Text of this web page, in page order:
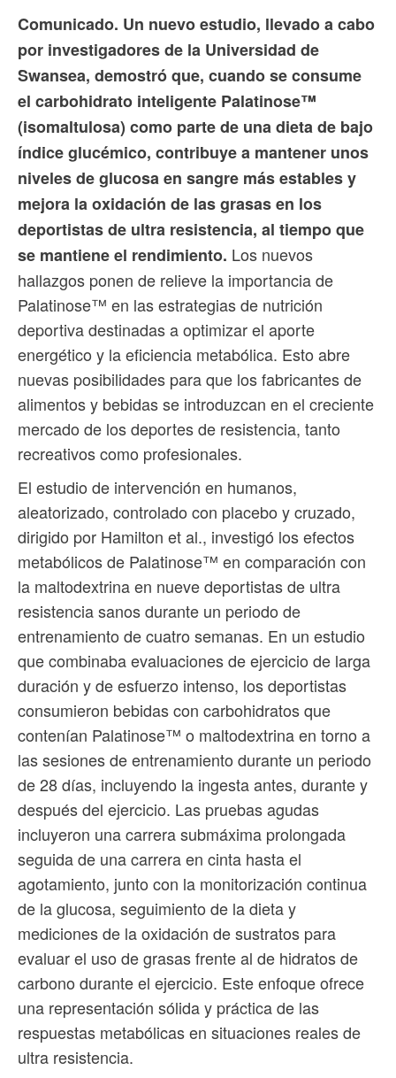
Comunicado. Un nuevo estudio, llevado a cabo
por investigadores de la Universidad de
Swansea, demostró que, cuando se consume
el carbohidrato inteligente Palatinose™
(isomaltulosa) como parte de una dieta de bajo
índice glucémico, contribuye a mantener unos
niveles de glucosa en sangre más estables y
mejora la oxidación de las grasas en los
deportistas de ultra resistencia, al tiempo que
se mantiene el rendimiento. Los nuevos
hallazgos ponen de relieve la importancia de
Palatinose™ en las estrategias de nutrición
deportiva destinadas a optimizar el aporte
energético y la eficiencia metabólica. Esto abre
nuevas posibilidades para que los fabricantes de
alimentos y bebidas se introduzcan en el creciente
mercado de los deportes de resistencia, tanto
recreativos como profesionales.
El estudio de intervención en humanos,
aleatorizado, controlado con placebo y cruzado,
dirigido por Hamilton et al., investigó los efectos
metabólicos de Palatinose™ en comparación con
la maltodextrina en nueve deportistas de ultra
resistencia sanos durante un periodo de
entrenamiento de cuatro semanas. En un estudio
que combinaba evaluaciones de ejercicio de larga
duración y de esfuerzo intenso, los deportistas
consumieron bebidas con carbohidratos que
contenían Palatinose™ o maltodextrina en torno a
las sesiones de entrenamiento durante un periodo
de 28 días, incluyendo la ingesta antes, durante y
después del ejercicio. Las pruebas agudas
incluyeron una carrera submáxima prolongada
seguida de una carrera en cinta hasta el
agotamiento, junto con la monitorización continua
de la glucosa, seguimiento de la dieta y
mediciones de la oxidación de sustratos para
evaluar el uso de grasas frente al de hidratos de
carbono durante el ejercicio. Este enfoque ofrece
una representación sólida y práctica de las
respuestas metabólicas en situaciones reales de
ultra resistencia.